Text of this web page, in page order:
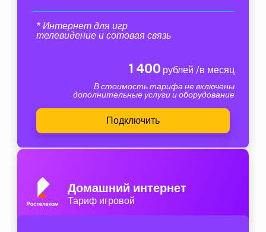
* Интернет для игр
телевидение и сотовая связь
1 400 рублей /в месяц
В стоимость тарифа не включены
дополнительные услуги и оборудование
Подключить
Домашний интернет
Тариф игровой